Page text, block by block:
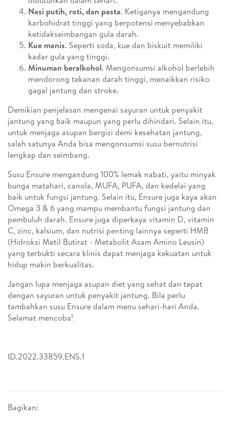
Bagikan:
Nasi putih, roti, dan pasta. Ketiganya mengandung
karbohidrat tinggi yang berpotensi menyebabkan
ketidakseimbangan gula darah.
Kue manis. Seperti soda, kue dan biskuit memiliki
kadar gula yang tinggi.
Minuman beralkohol. Mengonsumsi alkohol berlebih
mendorong tekanan darah tinggi, menaikkan risiko
gagal jantung dan stroke.
Demikian penjelasan mengenai sayuran untuk penyakit
jantung yang baik maupun yang perlu dihindari. Selain itu,
untuk menjaga asupan bergizi demi kesehatan jantung,
salah satunya Anda bisa mengonsumsi susu bernutrisi
lengkap dan seimbang.
Susu Ensure mengandung 100% lemak nabati, yaitu minyak
bunga matahari, canola, MUFA, PUFA, dan kedelai yang
baik untuk fungsi jantung. Selain itu, Ensure juga kaya akan
Omega 3 & 6 yang mampu membantu fungsi jantung dan
pembuluh darah. Ensure juga diperkaya vitamin D, vitamin
C, zinc, kalsium, dan nutrisi penting lainnya seperti HMB
(Hidroksi Metil Butirat - Metabolit Asam Amino Leusin)
yang terbukti secara klinis dapat menjaga kekuatan untuk
hidup makin berkualitas.
Jangan lupa menjaga asupan diet yang sehat dan tepat
dengan sayuran untuk penyakit jantung. Bila perlu
tambahkan susu Ensure dalam menu sehari-hari Anda.
Selamat mencoba!
ID.2022.33859.ENS.1